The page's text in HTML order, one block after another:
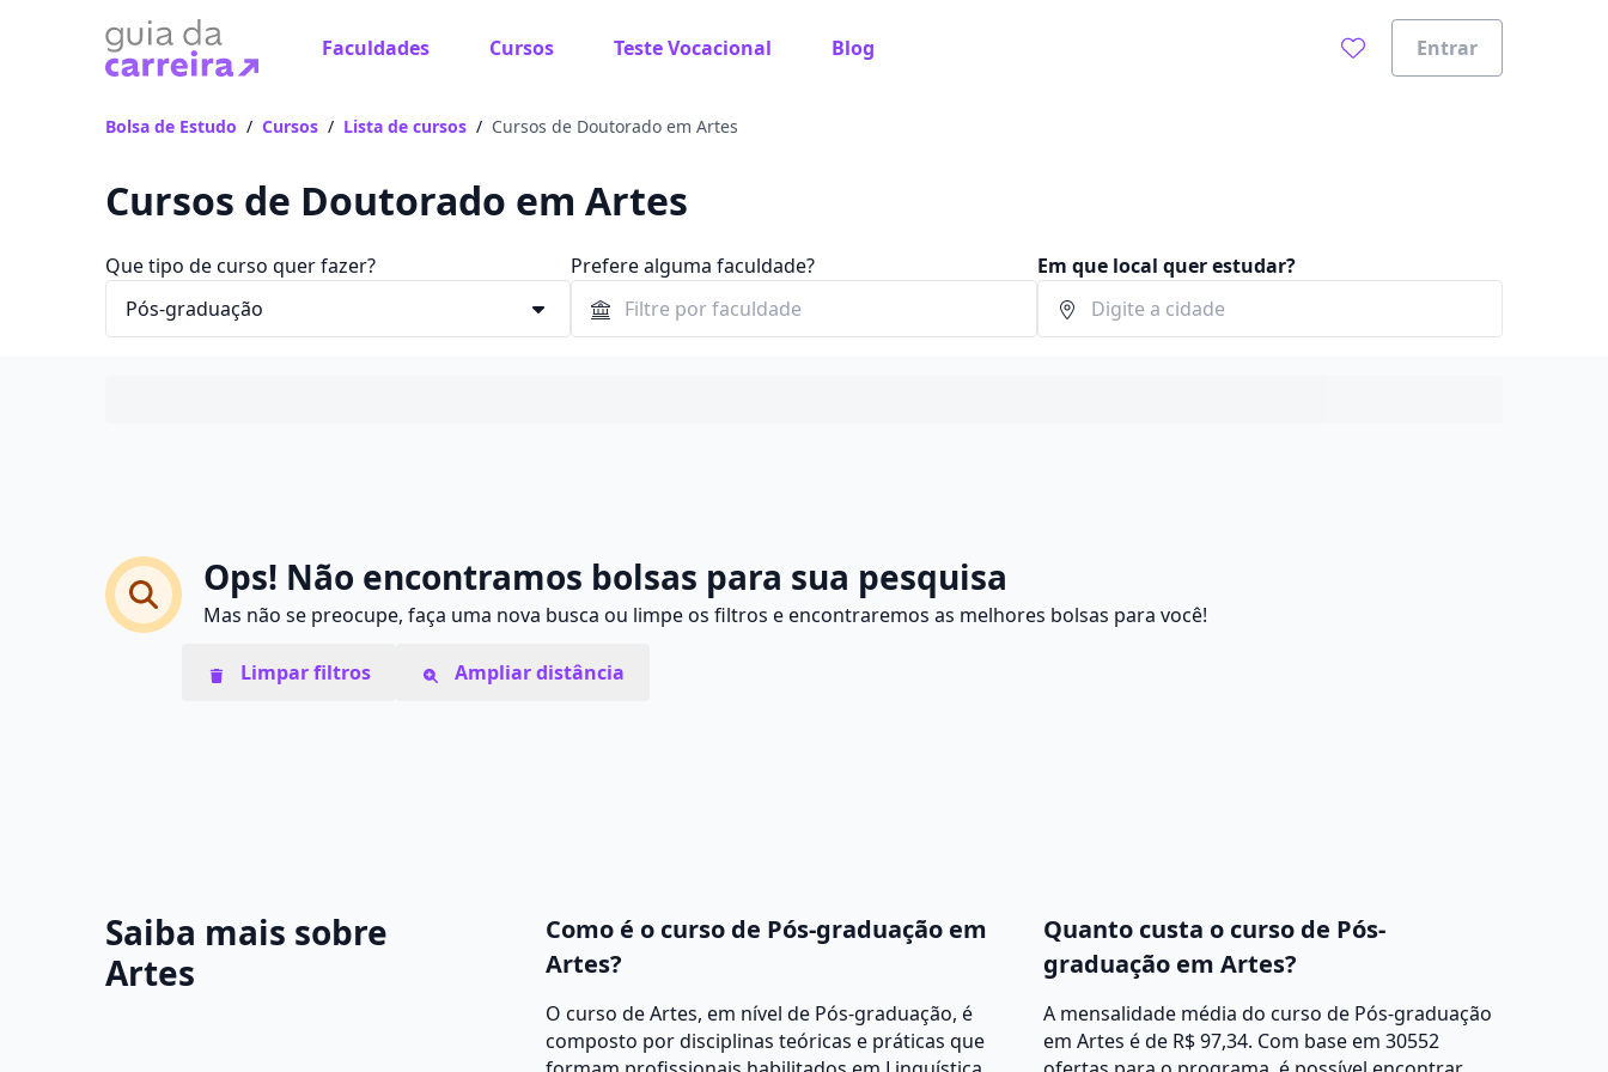
Faculdades Cursos Teste Vocacional Blog Entrar
Bolsa de Estudo / Cursos / Lista de cursos / Cursos de Doutorado em Artes
Cursos de Doutorado em Artes
Que tipo de curso quer fazer? Prefere alguma faculdade? Em que local quer estudar?
Ops! Não encontramos bolsas para sua pesquisa
Mas não se preocupe, faça uma nova busca ou limpe os filtros e encontraremos as melhores bolsas para você!
Limpar filtros Ampliar distância
Saiba mais sobre
Artes
Como é o curso de Pós-graduação em
Artes?
O curso de Artes, em nível de Pós-graduação, é
composto por disciplinas teóricas e práticas que
Quanto custa o curso de Pós-
graduação em Artes?
A mensalidade média do curso de Pós-graduação
em Artes é de R$ 97,34. Com base em 30552